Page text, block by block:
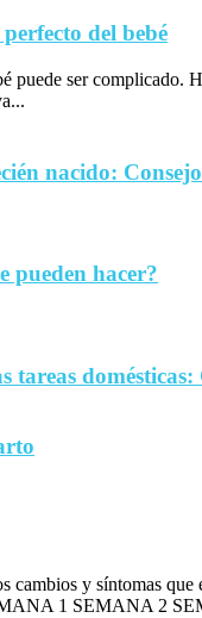
del bebé
puede ser complicado.
nacido:
pueden hacer?
tareas domésticas:
cambios y síntomas que
1 SEMANA 2